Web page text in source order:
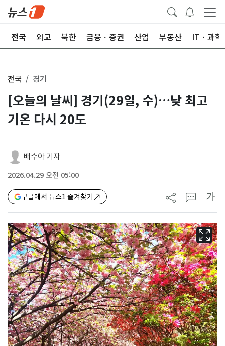
전국 외교 북한 금융ㆍ증권 산업 부동산 ITㆍ과학
전국 경기
[오늘의 날씨] 경기(29일, 수)…낮 최고
기온 다시 20도
배수아 기자
2026.04.29 오전 05:00
구글에서 뉴스1 즐겨찾기 가